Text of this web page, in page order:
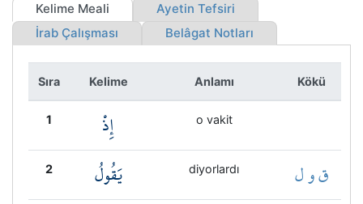
Üyelik
Kelime Meali
Ayetin Tefsiri
İrab Çalışması
Belâgat Notları
Sıra Kelime Anlamı Kökü
1 إِذْ o vakit
2 يَقُولُ diyorlardı ق و ل